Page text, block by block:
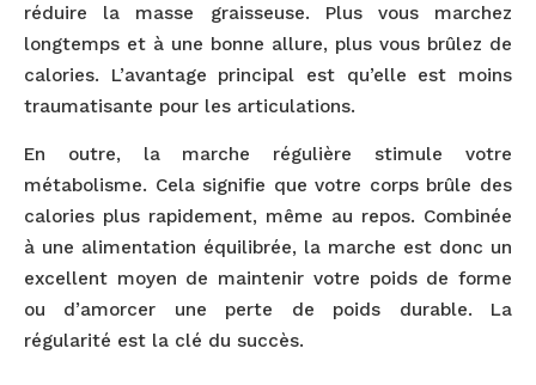
réduire la masse graisseuse. Plus vous marchez
longtemps et à une bonne allure, plus vous brûlez de
calories. L’avantage principal est qu’elle est moins
traumatisante pour les articulations.
En outre, la marche régulière stimule votre
métabolisme. Cela signifie que votre corps brûle des
calories plus rapidement, même au repos. Combinée
à une alimentation équilibrée, la marche est donc un
excellent moyen de maintenir votre poids de forme
ou d’amorcer une perte de poids durable. La
régularité est la clé du succès.